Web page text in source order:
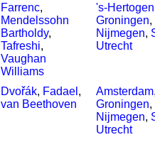
Farrenc,
Mendelssohn
Bartholdy,
Tafreshi,
Vaughan
Williams
's-
Groningen,
Nijmegen,
Utrecht
Dvořák, Fadael ,
van Beethoven
Amsterdam
Groningen,
Nijmegen,
Utrecht